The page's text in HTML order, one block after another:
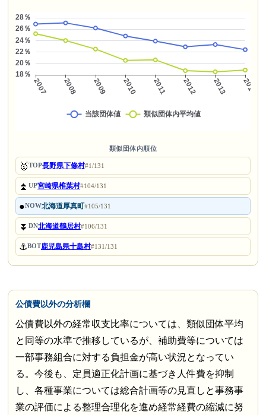
類似団体内順位
🥇TOP長野県下條村#1/131
⏫UP宮崎県椎葉村#104/131
●NOW北海道厚真町#105/131
⏬DN北海道鶴居村#106/131
⚓BOT鹿児島県十島村#131/131
公債費以外の分析欄
公債費以外の経常収支比率については、類似団体平均
と同等の水準で推移しているが、補助費等については
一部事務組合に対する負担金が高い状況となってい
る。今後も、定員適正化計画に基づき人件費を抑制
し、各種事業については総合計画等の見直しと事務事
業の評価による整理合理化を進め経常経費の縮減に努